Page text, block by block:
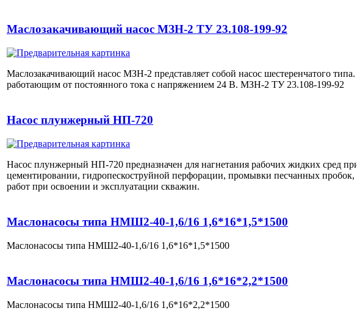
Маслозакачивающий насос МЗН-2 ТУ 23.108-199-92
Маслозакачивающий насос МЗН-2 представляет собой насос шестеренчатого
работающим от постоянного тока с напряжением 24 В. МЗН-2 ТУ 23.108-199-92
Насос плунжерный НП-720
Насос плунжерный НП-720 предназначен для нагнетания рабочих жидких сред
цементировании, гидропескоструйной перфорации, промывки песчанных
работ при освоении и эксплуатации скважин.
Маслонасосы типа НМШ2-40-1,6/16 1,6*16*1,5*1500
Маслонасосы типа НМШ2-40-1,6/16 1,6*16*1,5*1500
Маслонасосы типа НМШ2-40-1,6/16 1,6*16*2,2*1500
Маслонасосы типа НМШ2-40-1,6/16 1,6*16*2,2*1500